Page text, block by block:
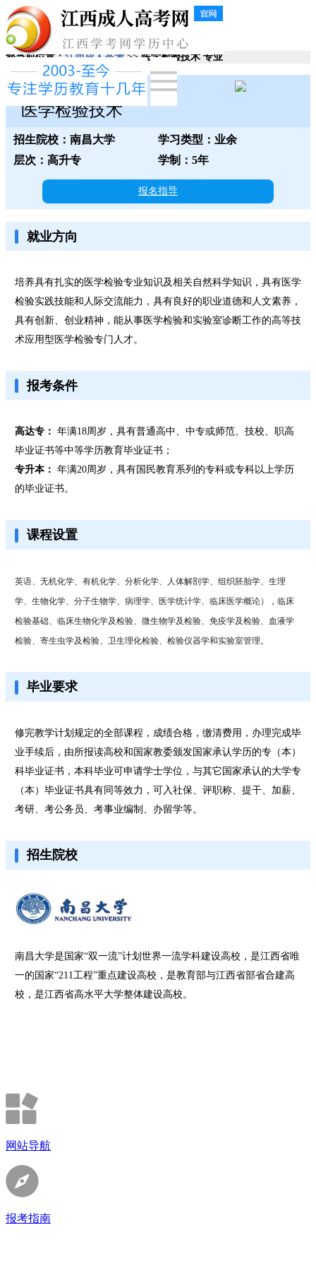
您当前位置： 江西成人高考 >> 医学检验技术 专业
南昌大学
医学检验技术
招生院校：南昌大学
学习类型：业余
层次：高升专
学制：5年
报名指导
就业方向
培养具有扎实的医学检验专业知识及相关自然科学知识，具有医学
检验实践技能和人际交流能力，具有良好的职业道德和人文素养，
具有创新、创业精神，能从事医学检验和实验室诊断工作的高等技
术应用型医学检验专门人才。
报考条件
高达专： 年满18周岁，具有普通高中、中专或师范、技校、职高
毕业证书等中等学历教育毕业证书；
专升本： 年满20周岁，具有国民教育系列的专科或专科以上学历
的毕业证书。
课程设置
英语、无机化学、有机化学、分析化学、人体解剖学、组织胚胎学、生理
学、生物化学、分子生物学、病理学、医学统计学、临床医学概论），临床
检验基础、临床生物化学及检验、微生物学及检验、免疫学及检验、血液学
检验、寄生虫学及检验、卫生理化检验、检验仪器学和实验室管理。
毕业要求
修完教学计划规定的全部课程，成绩合格，缴清费用，办理完成毕
业手续后，由所报读高校和国家教委颁发国家承认学历的专（本）
科毕业证书，本科毕业可申请学士学位，与其它国家承认的大学专
（本）毕业证书具有同等效力，可入社保、评职称、提干、加薪、
考研、考公务员、考事业编制、办留学等。
招生院校
南昌大学是国家“双一流”计划世界一流学科建设高校，是江西省唯
一的国家“211工程”重点建设高校，是教育部与江西省部省合建高
校，是江西省高水平大学整体建设高校。
网站导航
报考指南